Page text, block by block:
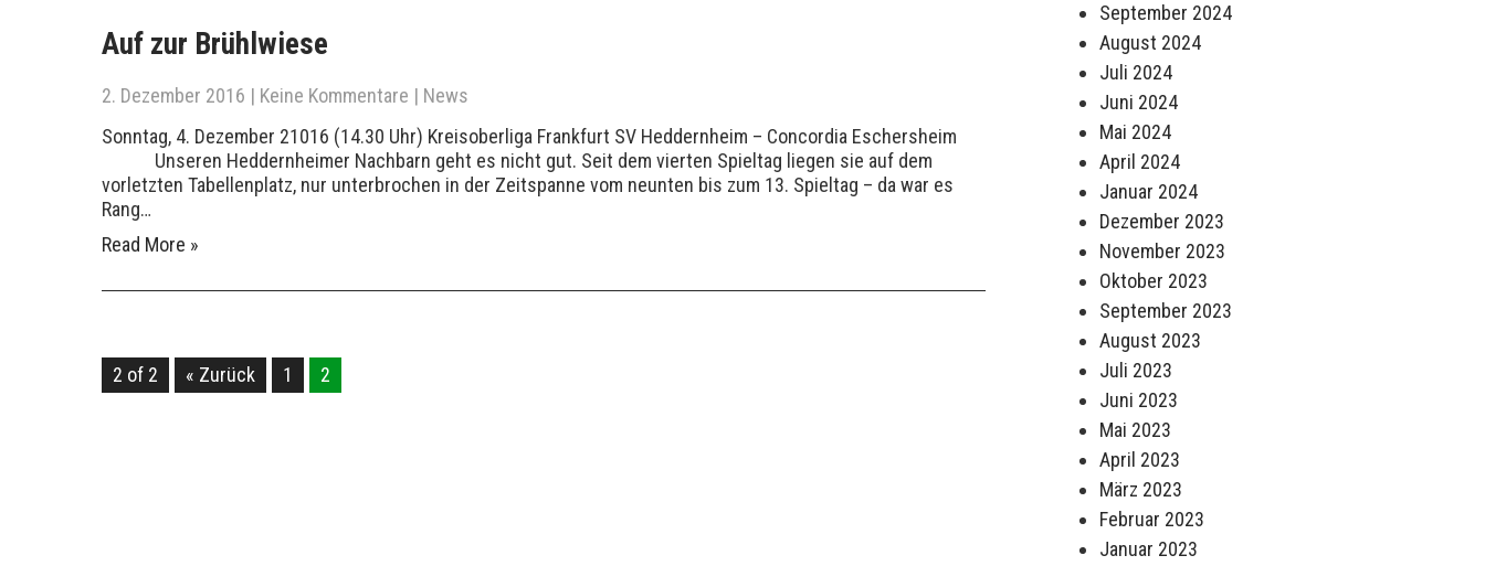
Auf zur Brühlwiese
2. Dezember 2016 | Keine Kommentare | News
Sonntag, 4. Dezember 21016 (14.30 Uhr) Kreisoberliga Frankfurt SV Heddernheim – Concordia Eschersheim
Unseren Heddernheimer Nachbarn geht es nicht gut. Seit dem vierten Spieltag liegen sie auf dem
vorletzten Tabellenplatz, nur unterbrochen in der Zeitspanne vom neunten bis zum 13. Spieltag – da war es
Rang…
Read More »
2 of 2 « Zurück 1 2
September 2024
August 2024
Juli 2024
Juni 2024
Mai 2024
April 2024
Januar 2024
Dezember 2023
November 2023
Oktober 2023
September 2023
August 2023
Juli 2023
Juni 2023
Mai 2023
April 2023
März 2023
Februar 2023
Januar 2023